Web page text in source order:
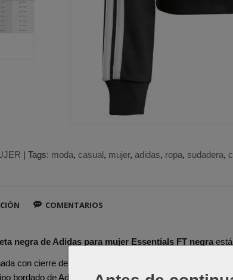
| Tags: moda casual mujer adidas ropa sudadera
COMENTARIOS
negra de Adidas para mujer Essentials FT negra
con cierre de cremallera horizontal para poner y quitar
bordado de Adidas.